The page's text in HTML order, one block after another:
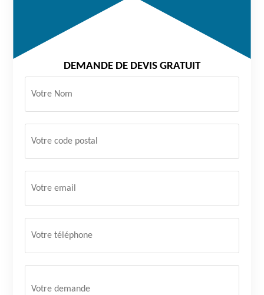
DEMANDE DE DEVIS GRATUIT